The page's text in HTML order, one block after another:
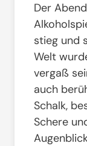
Der
stieg und
Welt
vergaß
auch
Schalk,
Schere